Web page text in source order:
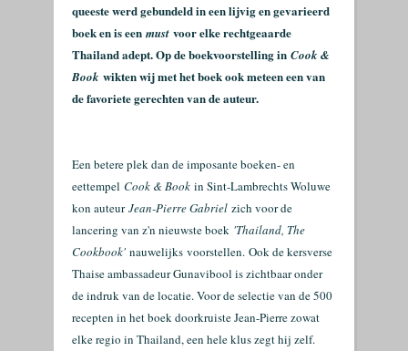
queeste werd gebundeld in een lijvig en gevarieerd
boek en is een must voor elke rechtgeaarde
Thailand adept. Op de boekvoorstelling in Cook &
Book wikten wij met het boek ook meteen een van
de favoriete gerechten van de auteur.
Een betere plek dan de imposante boeken- en
eettempel Cook & Book in Sint-Lambrechts Woluwe
kon auteurJean-Pierre Gabriel zich voor de
lancering van z'n nieuwste boek 'Thailand, The
Cookbook' nauwelijks voorstellen. Ook de kersverse
Thaise ambassadeur Gunavibool is zichtbaar onder
de indruk van de locatie. Voor de selectie van de 500
recepten in het boek doorkruiste Jean-Pierre zowat
elke regio in Thailand, een hele klus zegt hij zelf.